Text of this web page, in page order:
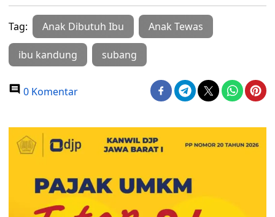
Tag: Anak Dibutuh Ibu Anak Tewas
ibu kandung subang
0 Komentar